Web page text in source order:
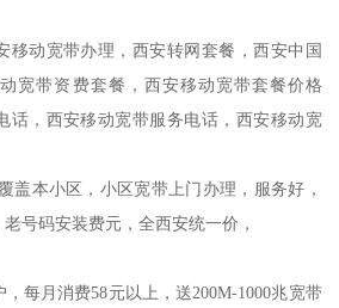
移动宽带办理，西安转网套餐，西安中国
宽带资费套餐，西安移动宽带套餐价格
话，西安移动宽带服务电话，西安移动宽
盖本小区，小区宽带上门办理，服务好，
号码安装费元，全西安统一价，
每月消费58元以上，送200M-1000兆宽带